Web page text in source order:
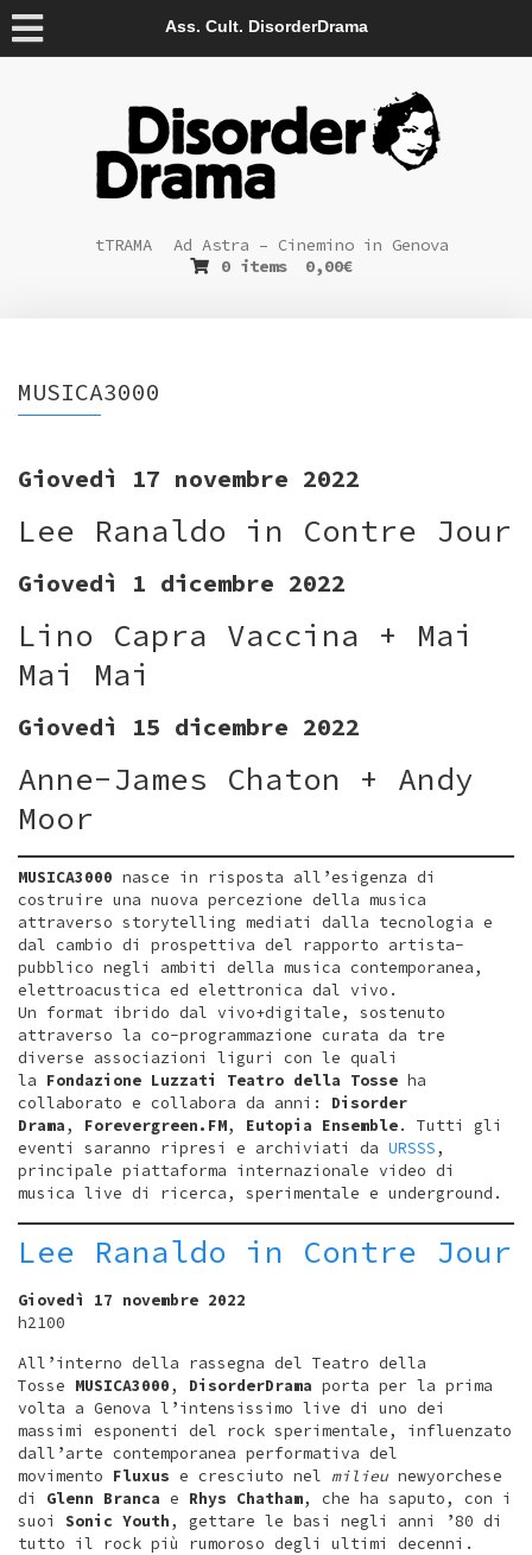
Ass. Cult. DisorderDrama
tTRAMA
Ad Astra – Cinemino in Genova
0 items
0,00€
MUSICA3000
Giovedì 17 novembre 2022
Lee Ranaldo in Contre Jour
Giovedì 1 dicembre 2022
Lino Capra Vaccina + Mai
Mai Mai
Giovedì 15 dicembre 2022
Anne-James Chaton + Andy
Moor
MUSICA3000 nasce in risposta all’esigenza di
costruire una nuova percezione della musica
attraverso storytelling mediati dalla tecnologia e
dal cambio di prospettiva del rapporto artista-
pubblico negli ambiti della musica contemporanea,
elettroacustica ed elettronica dal vivo.
Un format ibrido dal vivo+digitale, sostenuto
attraverso la co-programmazione curata da tre
diverse associazioni liguri con le quali
la Fondazione Luzzati Teatro della Tosse ha
collaborato e collabora da anni: Disorder
Drama, Forevergreen.FM, Eutopia Ensemble. Tutti gli
eventi saranno ripresi e archiviati da URSSS,
principale piattaforma internazionale video di
musica live di ricerca, sperimentale e underground.
Lee Ranaldo in Contre Jour
Giovedì 17 novembre 2022
h2100
All’interno della rassegna del Teatro della
Tosse MUSICA3000, DisorderDrama porta per la prima
volta a Genova l’intensissimo live di uno dei
massimi esponenti del rock sperimentale, influenzato
dall’arte contemporanea performativa del
movimento Fluxus e cresciuto nel milieu newyorchese
di Glenn Branca e Rhys Chatham, che ha saputo, con i
suoi Sonic Youth, gettare le basi negli anni ’80 di
tutto il rock più rumoroso degli ultimi decenni.